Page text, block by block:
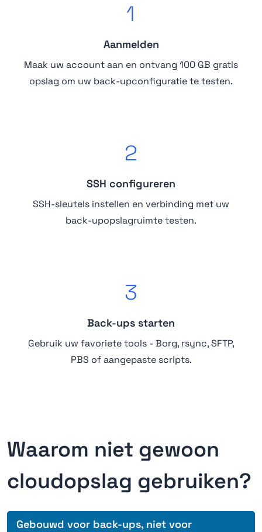
1
Aanmelden
Maak uw account aan en ontvang 100 GB gratis
opslag om uw back-upconfiguratie te testen.
2
SSH configureren
SSH-sleutels instellen en verbinding met uw
back-upopslagruimte testen.
3
Back-ups starten
Gebruik uw favoriete tools - Borg, rsync, SFTP,
PBS of aangepaste scripts.
Waarom niet gewoon
cloudopslag gebruiken?
Gebouwd voor back-ups, niet voor